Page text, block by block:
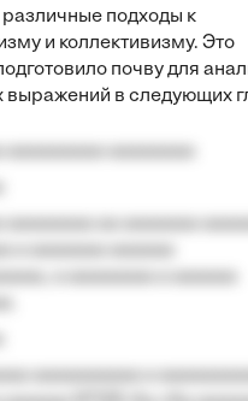
подходы к
и коллективизму. Это
почву для
выражений в следующих